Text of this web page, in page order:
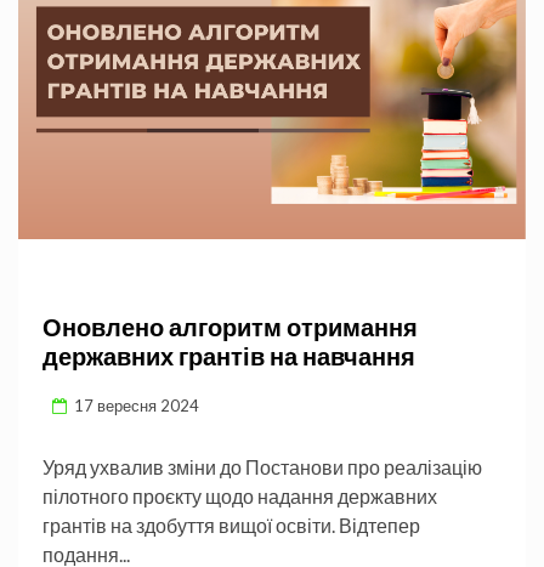
Оновлено алгоритм отримання
державних грантів на навчання
17 вересня 2024
Уряд ухвалив зміни до Постанови про реалізацію
пілотного проєкту щодо надання державних
грантів на здобуття вищої освіти. Відтепер
подання...